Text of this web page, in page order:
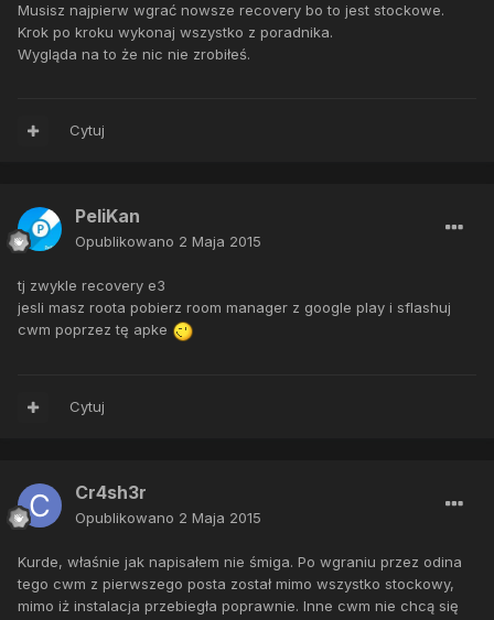
Musisz najpierw wgrać nowsze recovery bo to jest stockowe.
Krok po kroku wykonaj wszystko z poradnika.
Wygląda na to że nic nie zrobiłeś.
Cytuj
PeliKan
Opublikowano 2 Maja 2015
tj zwykle recovery e3
jesli masz roota pobierz room manager z google play i sflashuj
cwm poprzez tę apke
Cytuj
Cr4sh3r
Opublikowano 2 Maja 2015
Kurde, właśnie jak napisałem nie śmiga. Po wgraniu przez odina
tego cwm z pierwszego posta został mimo wszystko stockowy,
mimo iż instalacja przebiegła poprawnie. Inne cwm nie chcą się